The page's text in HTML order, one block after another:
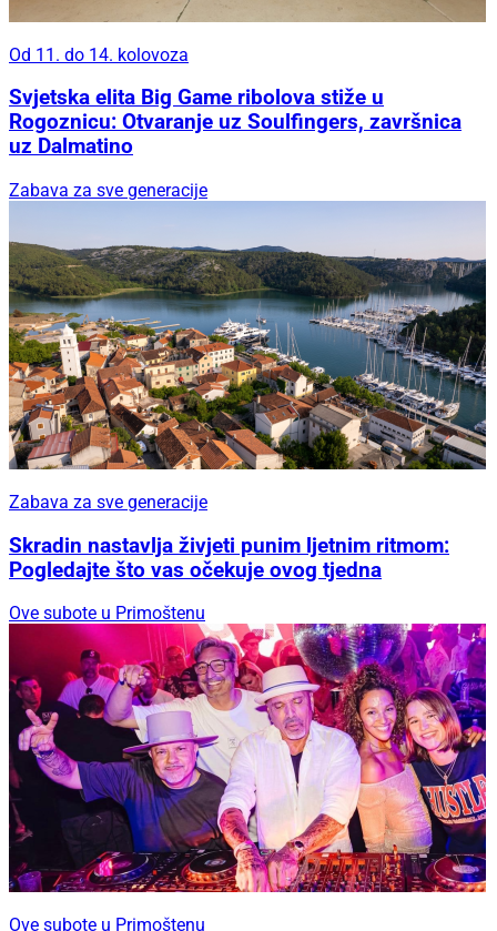
Od 11. do 14. kolovoza
Svjetska elita Big Game ribolova stiže u
Rogoznicu: Otvaranje uz Soulfingers, završnica
uz Dalmatino
Zabava za sve generacije
Zabava za sve generacije
Skradin nastavlja živjeti punim ljetnim ritmom:
Pogledajte što vas očekuje ovog tjedna
Ove subote u Primoštenu
Ove subote u Primoštenu